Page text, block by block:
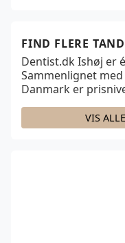
FIND FLERE
Dentist.dk Ishøj er
Sammenlignet
Danmark er
VIS